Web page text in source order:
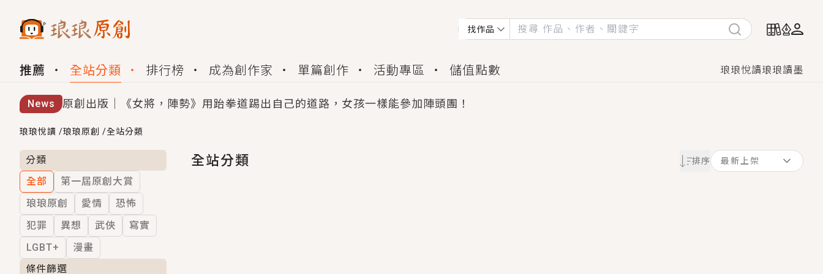
找作品
推薦 全站分類 排行榜 成為創作家 單篇創作 活動專區 儲值點數 琅琅悅讀琅琅讀墨
News 原創出版｜《女將，陣勢》用跆拳道踢出自己的道路，女孩一樣能參加陣頭團！
創,作家招募｜華文小說創作首選！有機會獲得豐富廣宣資源、專屬服務與獨享福利！
小編心動書單｜《離婚你提的，二婚嫁大佬，你哭什麼？》追妻火葬場！前夫失憶移情別戀，她頭也不回找新歡，他居然還後悔了？
GL｜《夏日與檸檬與重疊世界》炎熱的夏日、檸檬的香氣、互相愛慕的兩位少女，今夏最推純愛GL漫畫！
BL｜《費洛蒙中毒》救命！特殊費洛蒙體質世界觀，無法抗拒的吸引力，已中毒Σ>―(〃°ω°〃)♡→
OMG你嚇到我了｜《陰陽鬼店》上班族買了房子模型，但現實中買下的竟是屬於他的停屍櫃？！
言情｜《國語推行員》每個人心中都有一個連自己也無法改變的永恆， 他的一生將不由自主追逐著她……
琅琅悅讀 /琅琅原創 /全站分類
分類
全部
第一屆原創大賞
琅琅原創
愛情
恐怖
犯罪
異想 武俠
寫實
LGBT+
漫畫
條件篩選
全站分類 排序 最新上架